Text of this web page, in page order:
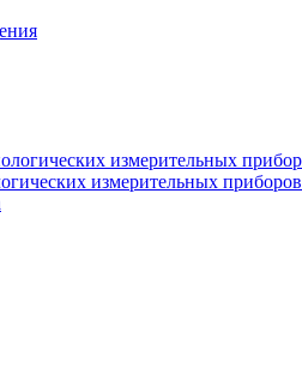
измерительных приборов